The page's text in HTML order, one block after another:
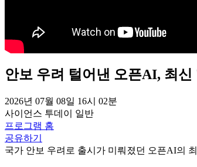
안보 우려 털어낸 오픈AI, 최신
2026년 07월 08일 16시 02분
사이언스 투데이
일반
프로그램 홈
공유하기
국가 안보 우려로 출시가 미뤄졌던 오픈AI의